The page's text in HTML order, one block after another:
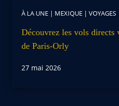
À LA UNE | MEXIQUE | VOYAGES
Découvrez les vols directs
de Paris-Orly
27 mai 2026